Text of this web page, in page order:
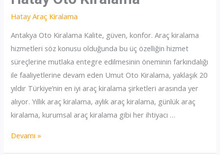
Hatay Araç Kiralama
Antakya Oto Kiralama Kalite, güven, konfor. Araç kiralama
hizmetleri söz konusu olduğunda bu üç özelliğin hizmet
süreçlerine mutlaka entegre edilmesinin öneminin farkındalığı
ile faaliyetlerine devam eden Umut Oto Kiralama, yaklaşık 20
yıldır Türkiye’nin en iyi araç kiralama şirketleri arasında yer
alıyor. Yıllık araç kiralama, aylık araç kiralama, günlük araç
kiralama, kurumsal araç kiralama gibi her ihtiyacı …
Hatay
Devamı »